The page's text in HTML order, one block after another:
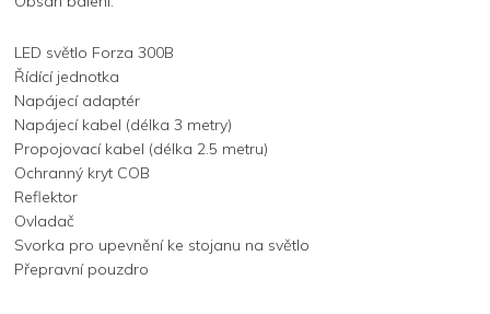
LED světlo Forza 300B
Řídící jednotka
Napájecí adaptér
Napájecí kabel (délka 3 metry)
Propojovací kabel (délka 2.5 metru)
Ochranný kryt COB
Reflektor
Ovladač
Svorka pro upevnění ke stojanu na světlo
Přepravní pouzdro